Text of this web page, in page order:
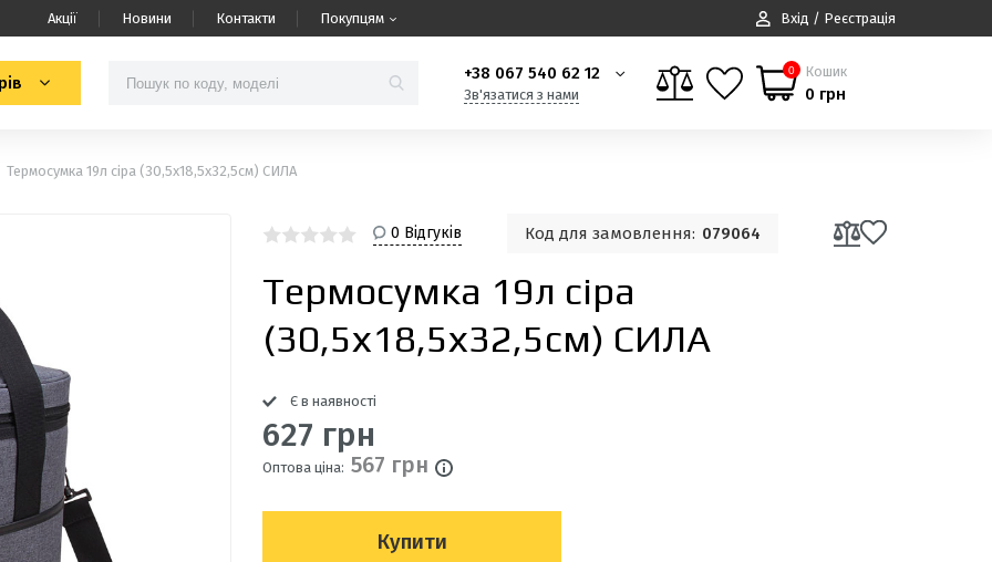
Акції Новини Контакти Покупцям Вхід / Реєстрація
+38 067 540 62 12
Зв'язатися з нами
0 Кошик
0 грн
Термосумка 19л сіра (30,5х18,5х32,5см) СИЛА
0 Відгуків Код для замовлення: 079064
Термосумка 19л сіра
(30,5х18,5х32,5см) СИЛА
Є в наявності
627 грн
Оптова ціна: 567 грн
Купити